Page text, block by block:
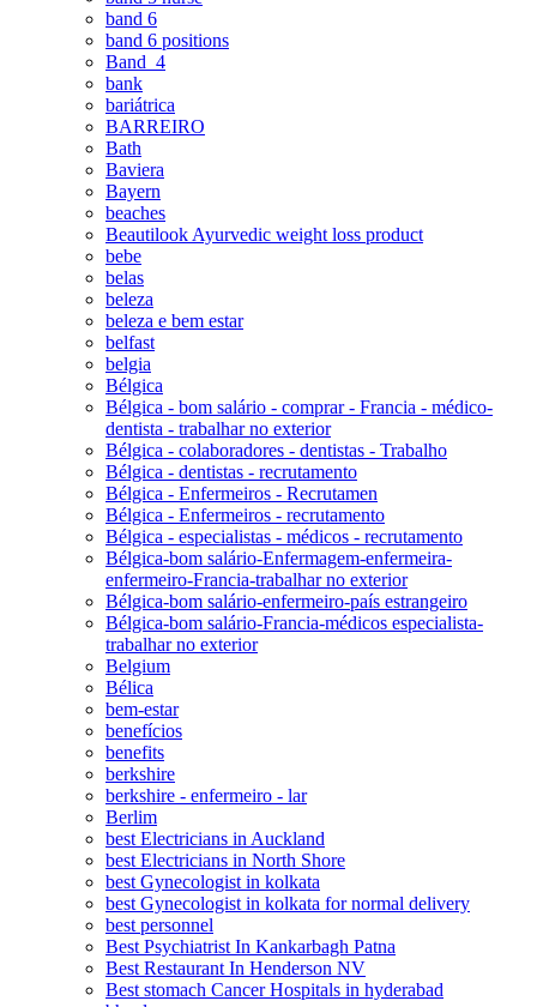
band 6
band 6 positions
Band_4
bank
bariátrica
BARREIRO
Bath
Baviera
Bayern
beaches
Beautilook Ayurvedic weight loss product
bebe
belas
beleza
beleza e bem estar
belfast
belgia
Bélgica
Bélgica - bom salário - comprar - Francia - médico-
dentista - trabalhar no exterior
Bélgica - colaboradores - dentistas - Trabalho
Bélgica - dentistas - recrutamento
Bélgica - Enfermeiros - Recrutamen
Bélgica - Enfermeiros - recrutamento
Bélgica - especialistas - médicos - recrutamento
Bélgica-bom salário-Enfermagem-enfermeira-
enfermeiro-Francia-trabalhar no exterior
Bélgica-bom salário-enfermeiro-país estrangeiro
Bélgica-bom salário-Francia-médicos especialista-
trabalhar no exterior
Belgium
Bélica
bem-estar
benefícios
benefits
berkshire
berkshire - enfermeiro - lar
Berlim
best Electricians in Auckland
best Electricians in North Shore
best Gynecologist in kolkata
best Gynecologist in kolkata for normal delivery
best personnel
Best Psychiatrist In Kankarbagh Patna
Best Restaurant In Henderson NV
Best stomach Cancer Hospitals in hyderabad